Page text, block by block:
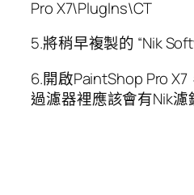
Pro X7\PlugIns\CT
5.將稍早複製的 “Nik
6.開啟PaintShop Pro
過濾器裡應該會有Nik濾